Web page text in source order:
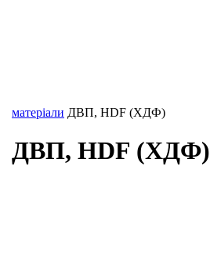
матеріали ДВП, HDF (ХДФ)
ДВП, HDF (ХДФ)